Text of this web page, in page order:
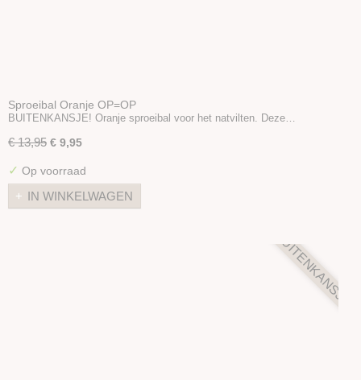
Sproeibal Oranje OP=OP
BUITENKANSJE! Oranje sproeibal voor het natvilten. Deze…
€ 13,95 € 9,95
✓ Op voorraad
IN WINKELWAGEN
BUITENKANSJE